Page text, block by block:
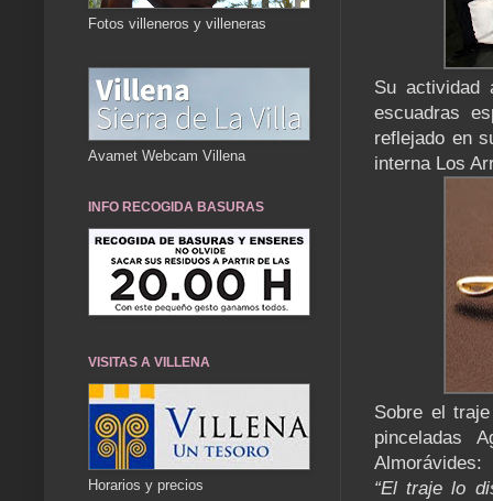
Su
escuadras
reflejado en
interna Los
Sobre el
pinceladas
Almorávides:
“El traje lo
Fotos villeneros y villeneras
Avamet Webcam Villena
INFO RECOGIDA BASURAS
VISITAS A VILLENA
Horarios y precios